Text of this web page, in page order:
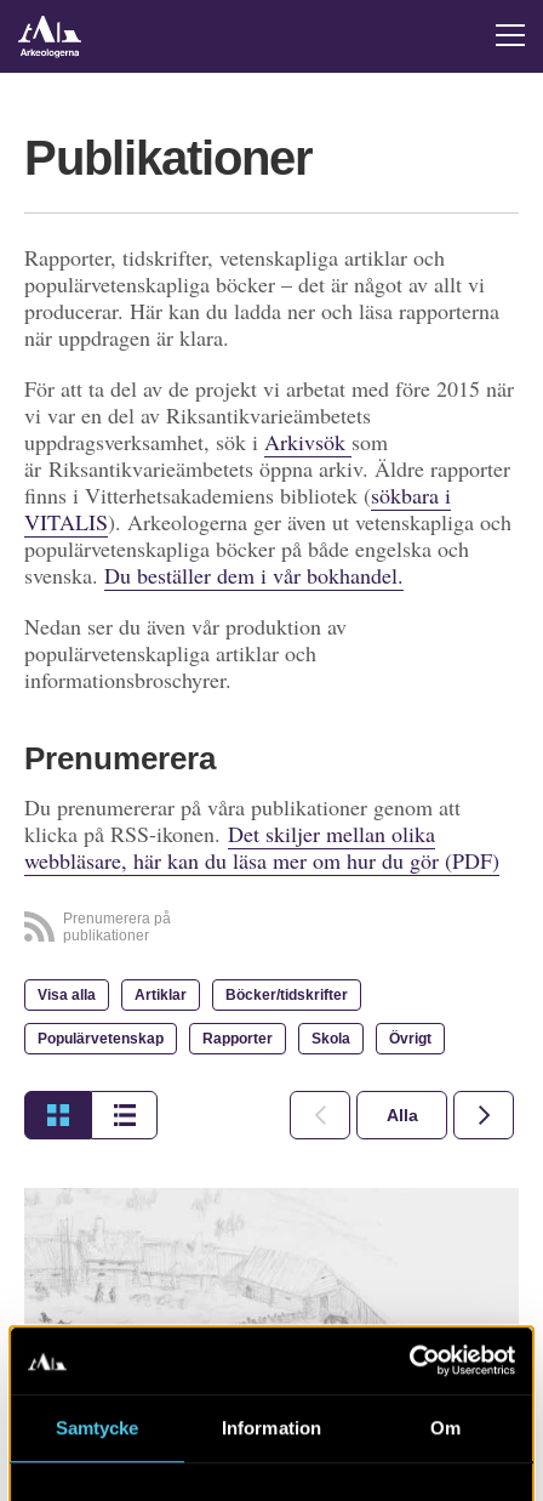
Samtycke Information Om
Publikationer
Rapporter, tidskrifter, vetenskapliga artiklar och
populärvetenskapliga böcker – det är något av allt vi
producerar. Här kan du ladda ner och läsa rapporterna
när uppdragen är klara.
För att ta del av de projekt vi arbetat med före 2015 när
vi var en del av Riksantikvarieämbetets
uppdragsverksamhet, sök i Arkivsök som
är Riksantikvarieämbetets öppna arkiv. Äldre rapporter
finns i Vitterhetsakademiens bibliotek (sökbara i
VITALIS). Arkeologerna ger även ut vetenskapliga och
populärvetenskapliga böcker på både engelska och
svenska. Du beställer dem i vår bokhandel.
Nedan ser du även vår produktion av
populärvetenskapliga artiklar och
informationsbroschyrer.
Prenumerera
Du prenumererar på våra publikationer genom att
klicka på RSS-ikonen. Det skiljer mellan olika
webbläsare, här kan du läsa mer om hur du gör (PDF)
Prenumerera på
publikationer
Visa alla Artiklar Böcker/tidskrifter
Populärvetenskap Rapporter Skola Övrigt
Alla 2026